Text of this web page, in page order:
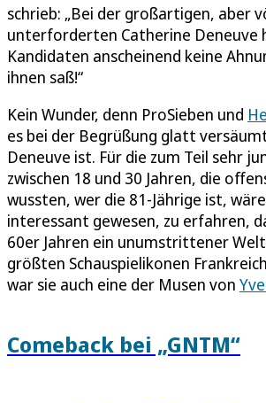
schrieb: „Bei der großartigen, aber
unterforderten Catherine Deneuve
Kandidaten anscheinend keine
ihnen saß!“
Kein Wunder, denn ProSieben und
es bei der Begrüßung glatt
Deneuve ist. Für die zum Teil sehr
zwischen 18 und 30 Jahren, die
wussten, wer die 81-Jährige ist,
interessant gewesen, zu erfahren,
60er Jahren ein unumstrittener
größten Schauspielikonen
war sie auch eine der Musen von
Comeback bei „GNTM“